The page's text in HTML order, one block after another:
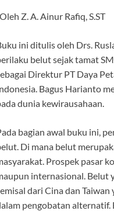
Z. A. Ainur Rafiq, S.ST
ini ditulis oleh Drs.
belut sejak tamat
Direktur PT Daya
Bagus Harianto
dunia kewirausahaan.
bagian awal buku ini,
Di mana belut
Prospek pasar
internasional. Belut
dari Cina dan
pengobatan alternatif.